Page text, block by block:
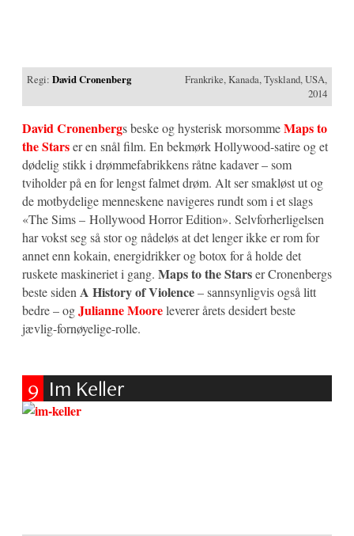
Regi:David Cronenberg
Frankrike, Kanada, Tyskland, USA,
2014
David Cronenbergs beske og hysterisk morsommeMaps to
the Starser en snål film. En bekmørk Hollywood-satire og et
dødelig stikk i drømmefabrikkens råtne kadaver – som
tviholder på en for lengst falmet drøm. Alt ser smakløst ut og
de motbydelige menneskene navigeres rundt som i et slags
«The Sims – Hollywood Horror Edition». Selvforherligelsen
har vokst seg så stor og nådeløs at det lenger ikke er rom for
annet enn kokain, energidrikker og botox for å holde det
ruskete maskineriet i gang. Maps to the Starser Cronenbergs
beste siden A History of Violence– sannsynligvis også litt
bedre – ogJulianne Mooreleverer årets desidert beste
jævlig-fornøyelige-rolle.
9 Im Keller